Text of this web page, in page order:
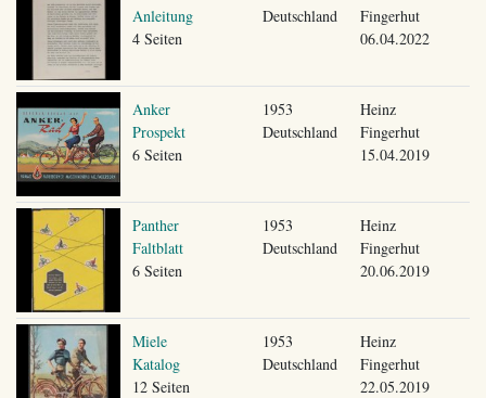
Anleitung
4 Seiten
Deutschland
Fingerhut
06.04.2022
Anker
Prospekt
6 Seiten
1953
Deutschland
Heinz
Fingerhut
15.04.2019
Panther
Faltblatt
6 Seiten
1953
Deutschland
Heinz
Fingerhut
20.06.2019
Miele
Katalog
12 Seiten
1953
Deutschland
Heinz
Fingerhut
22.05.2019